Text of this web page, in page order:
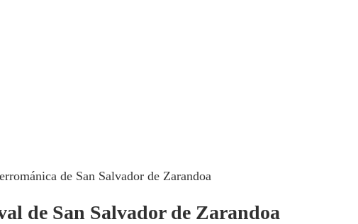
de San Salvador de Zarandoa
de San Salvador de Zarandoa